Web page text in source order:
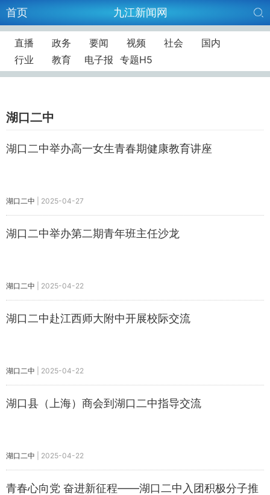
首页 九江新闻网
直播 政务 要闻 视频 社会
国内
行业
教育 电子报 专题H5
湖口二中
湖口二中举办高一女生青春期健康教育讲座
湖口二中 2025-04-27
湖口二中举办第二期青年班主任沙龙
湖口二中 2025-04-22
湖口二中赴江西师大附中开展校际交流
湖口二中 2025-04-22
湖口县（上海）商会到湖口二中指导交流
湖口二中 2025-04-22
青春心向党 奋进新征程——湖口二中入团积极分子推